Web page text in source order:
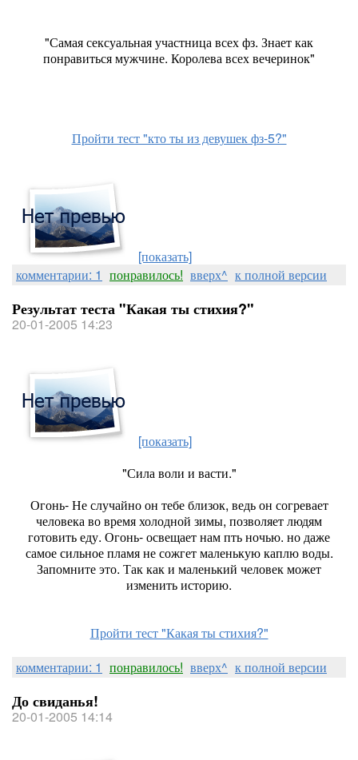
"Самая сексуальная участница всех фз. Знает как
понравиться мужчине. Королева всех вечеринок"
Пройти тест "кто ты из девушек фз-5?"
[показать]
комментарии: 1 понравилось! вверх^ к полной версии
Результат теста "Какая ты стихия?"
20-01-2005 14:23
[показать]
"Сила воли и васти."
Огонь- Не случайно он тебе близок, ведь он согревает
человека во время холодной зимы, позволяет людям
готовить еду. Огонь- освещает нам пть ночью. но даже
самое сильное пламя не сожгет маленькую каплю воды.
Запомните это. Так как и маленький человек может
изменить историю.
Пройти тест "Какая ты стихия?"
комментарии: 1 понравилось! вверх^ к полной версии
До свиданья!
20-01-2005 14:14